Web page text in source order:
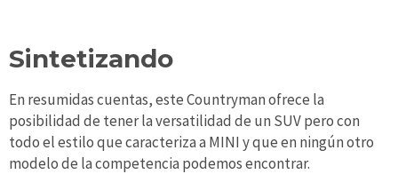
Sintetizando
En resumidas cuentas, este Countryman ofrece la
posibilidad de tener la versatilidad de un SUV pero con
todo el estilo que caracteriza a MINI y que en ningún otro
modelo de la competencia podemos encontrar.